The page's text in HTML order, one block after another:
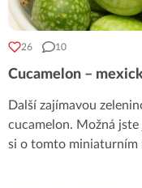
26 10
Cucamelon –
Další zajímavou
cucamelon. Možná
si o tomto miniaturním